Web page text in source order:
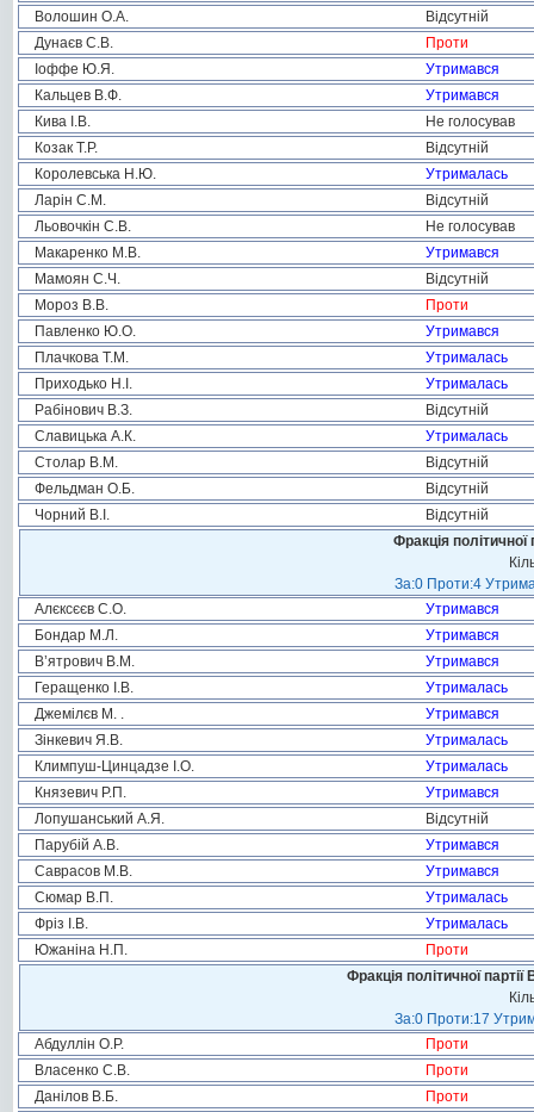
Волошин О.А.
Відсутній
Дунаєв С.В.
Проти
Іоффе Ю.Я.
Утримався
Кальцев В.Ф.
Утримався
Кива І.В.
Не голосував
Козак Т.Р.
Відсутній
Королевська Н.Ю.
Утрималась
Ларін С.М.
Відсутній
Льовочкін С.В.
Не голосував
Макаренко М.В.
Утримався
Мамоян С.Ч.
Відсутній
Мороз В.В.
Проти
Павленко Ю.О.
Утримався
Плачкова Т.М.
Утрималась
Приходько Н.І.
Утрималась
Рабінович В.З.
Відсутній
Славицька А.К.
Утрималась
Столар В.М.
Відсутній
Фельдман О.Б.
Відсутній
Чорний В.І.
Відсутній
Фракція
За:0 Проти:4
Алєксєєв С.О.
Утримався
Бондар М.Л.
Утримався
В’ятрович В.М.
Утримався
Геращенко І.В.
Утрималась
Джемілєв М. .
Утримався
Зінкевич Я.В.
Утрималась
Климпуш-Цинцадзе І.О.
Утрималась
Князевич Р.П.
Утримався
Лопушанський А.Я.
Відсутній
Парубій А.В.
Утримався
Саврасов М.В.
Утримався
Сюмар В.П.
Утрималась
Фріз І.В.
Утрималась
Южаніна Н.П.
Проти
Фракція політичної
За:0 Проти:17
Абдуллін О.Р.
Проти
Власенко С.В.
Проти
Данілов В.Б.
Проти